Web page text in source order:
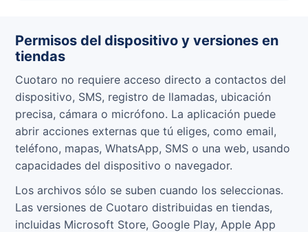
Permisos del dispositivo y versiones en
tiendas
Cuotaro no requiere acceso directo a contactos del
dispositivo, SMS, registro de llamadas, ubicación
precisa, cámara o micrófono. La aplicación puede
abrir acciones externas que tú eliges, como email,
teléfono, mapas, WhatsApp, SMS o una web, usando
capacidades del dispositivo o navegador.
Los archivos sólo se suben cuando los seleccionas.
Las versiones de Cuotaro distribuidas en tiendas,
incluidas Microsoft Store, Google Play, Apple App